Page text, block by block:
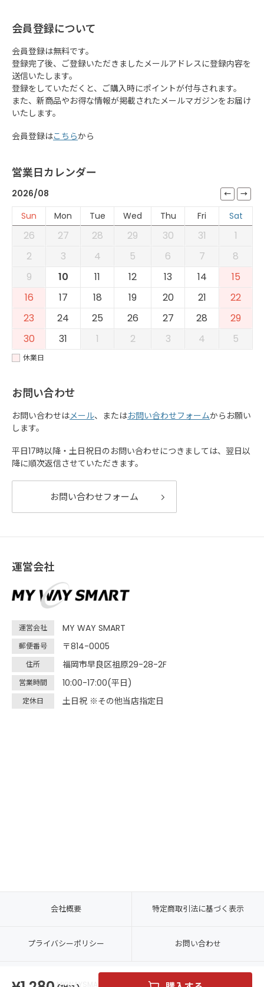
会員登録について
会員登録は無料です。
登録完了後、ご登録いただきましたメールアドレスに登録内容を
送信いたします。
登録をしていただくと、ご購入時にポイントが付与されます。
また、新商品やお得な情報が掲載されたメールマガジンをお届け
いたします。
会員登録はこちらから
営業日カレンダー
2026/08
Sun
Mon Tue Wed Thu Fri Sat
26 27 28 29 30 31
1
2
3 4 5 6 7
8
9
10 11 12 13 14
15
16
17 18 19 20 21
22
23
24 25 26 27 28
29
30
31 1 2 3 4 5
休業日
お問い合わせ
お問い合わせはメール、またはお問い合わせフォームからお願い
します。
平日17時以降・土日祝日のお問い合わせにつきましては、翌日以
降に順次返信させていただきます。
お問い合わせフォーム
運営会社
運営会社 MY WAY SMART
郵便番号 〒814-0005
住所 福岡市早良区祖原29-28-2F
営業時間 10:00-17:00(平日)
定休日 土日祝 ※その他当店指定日
会社概要 特定商取引法に基づく表示
プライバシーポリシー お問い合わせ
© MYWAYSMART CO., LTD. ALL RIGHTS RESERVED.